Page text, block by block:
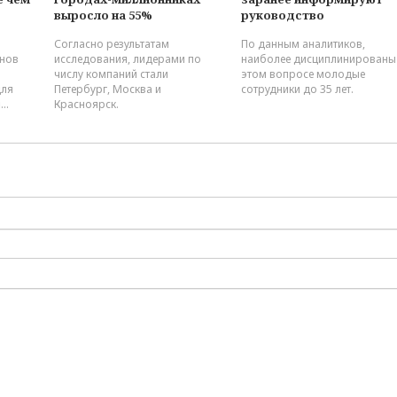
сравнительно плохое
качество дорог в
выросло на 55%
Согласно результатам
исследования, лидерами по
числу компаний стали
Петербург, Москва и
Красноярск.
руководство
По данным аналитиков,
наиболее
этом вопросе молодые
сотрудники до 35 лет.